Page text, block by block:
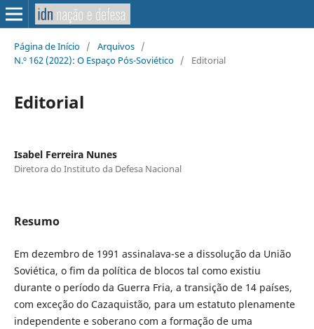
Página de Início / Arquivos /
N.º 162 (2022): O Espaço Pós-Soviético / Editorial
Editorial
Isabel Ferreira Nunes
Diretora do Instituto da Defesa Nacional
Resumo
Em dezembro de 1991 assinalava-se a dissolução da União
Soviética, o fim da política de blocos tal como existiu
durante o período da Guerra Fria, a transição de 14 países,
com exceção do Cazaquistão, para um estatuto plenamente
independente e soberano com a formação de uma